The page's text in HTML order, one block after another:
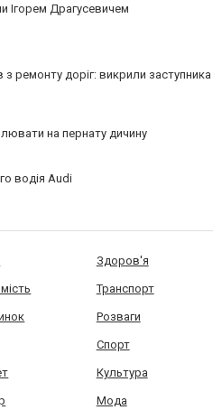
Ігорем Драгусевичем
з ремонту доріг: викрили заступника
на пернату дичину
водія Audi
Здоров'я
Транспорт
Розваги
Спорт
Культура
Мода